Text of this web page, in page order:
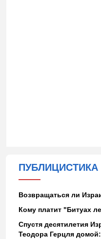
ПУБЛИЦИСТИКА
Возвращаться ли
Кому платит "Битуах
Спустя десятилетия
Теодора Герцля